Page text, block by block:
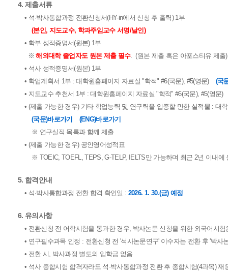
4. 제출서류
• 석·박사통합과정 전환신청서(HY-in에서 신청 후 출력) 1부
(본인, 지도교수, 학과주임교수 서명/날인)
• 학부 성적증명서(원본) 1부
※해외대학 졸업자도 원본 제출 필수. (원본 제출 혹은 아포스티유 제출)
• 석사 성적증명서(원본) 1부
• 학업계획서 1부 : 대학원홈페이지 자료실 "학적" #6(국문), #5(영문)
(국
• 지도교수 추천서 1부 : 대학원홈페이지 자료실 "학적" #6(국문), #5(영문)
• (제출 가능한 경우) 기타 학업능력 및 연구력을 입증할 만한 실적물 : 대
(국문)바로가기
(ENG)바로가기
※ 연구실적 목록과 함께 제출
• (제출 가능한 경우) 공인영어성적표
※ TOEIC, TOEFL, TEPS, G-TELP, IELTS만 가능하며 최근 2년 이내에
5. 합격안내
• 석·박사통합과정 전환 합격 확인일 : 2026. 1. 30.(금) 예정
6. 유의사항
• 전환신청 전 어학시험을 통과한 경우, 박사논문 신청을 위한 외국어시험
• 연구필수과목 인정 : 전환신청 전 '석사논문연구' 이수자는 전환 후 '박
• 전환 시, 박사과정 별도의 입학금 없음
• 석사 종합시험 합격자라도 석·박사통합과정 전환 후 종합시험(4과목) 재